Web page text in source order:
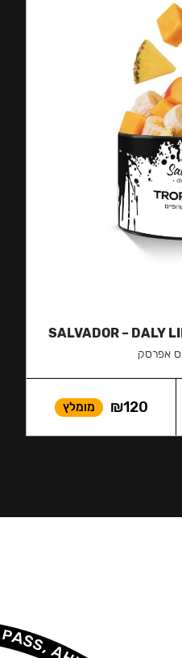
SALVADOR – DALY
אפרסק
₪120 מומלץ